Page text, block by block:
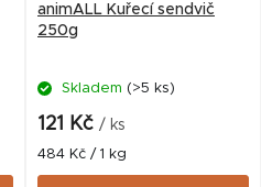
animALL Kuřecí sendvič
250g
Skladem (>5 ks)
121 Kč / ks
Měrná
cena:
484 Kč / 1 kg